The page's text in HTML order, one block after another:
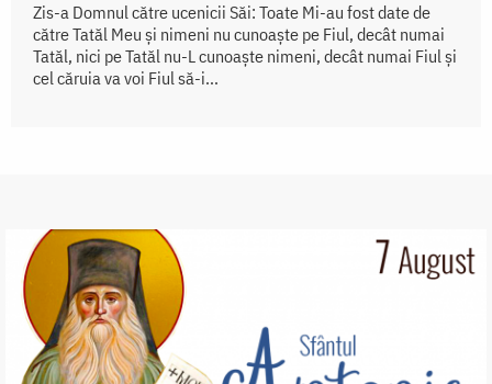
Zis-a Domnul către ucenicii Săi: Toate Mi-au fost date de
către Tatăl Meu și nimeni nu cunoaște pe Fiul, decât numai
Tatăl, nici pe Tatăl nu-L cunoaște nimeni, decât numai Fiul și
cel căruia va voi Fiul să-i...